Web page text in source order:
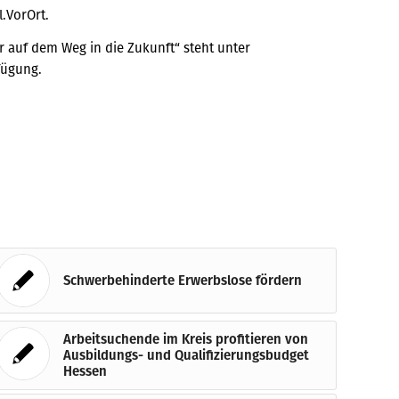
auf dem Weg in die Zukunft“ steht unter
Schwerbehinderte Erwerbslose fördern
Arbeitsuchende im Kreis profitieren von
Ausbildungs- und Qualifizierungsbudget
Hessen